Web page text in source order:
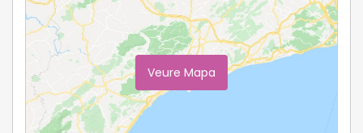
Veure Mapa